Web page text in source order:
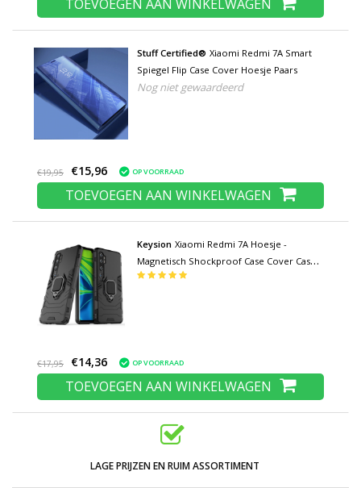
TOEVOEGEN AAN WINKELWAGEN
Stuff Certified® Xiaomi Redmi 7A Smart
Spiegel Flip Case Cover Hoesje Paars
Nog niet gewaardeerd
€19,95 €15,96 OP VOORRAAD
TOEVOEGEN AAN WINKELWAGEN
Keysion Xiaomi Redmi 7A Hoesje -
Magnetisch Shockproof Case Cover Cas
TPU Zwart + Kickstand
€17,95 €14,36 OP VOORRAAD
TOEVOEGEN AAN WINKELWAGEN
LAGE PRIJZEN EN RUIM ASSORTIMENT